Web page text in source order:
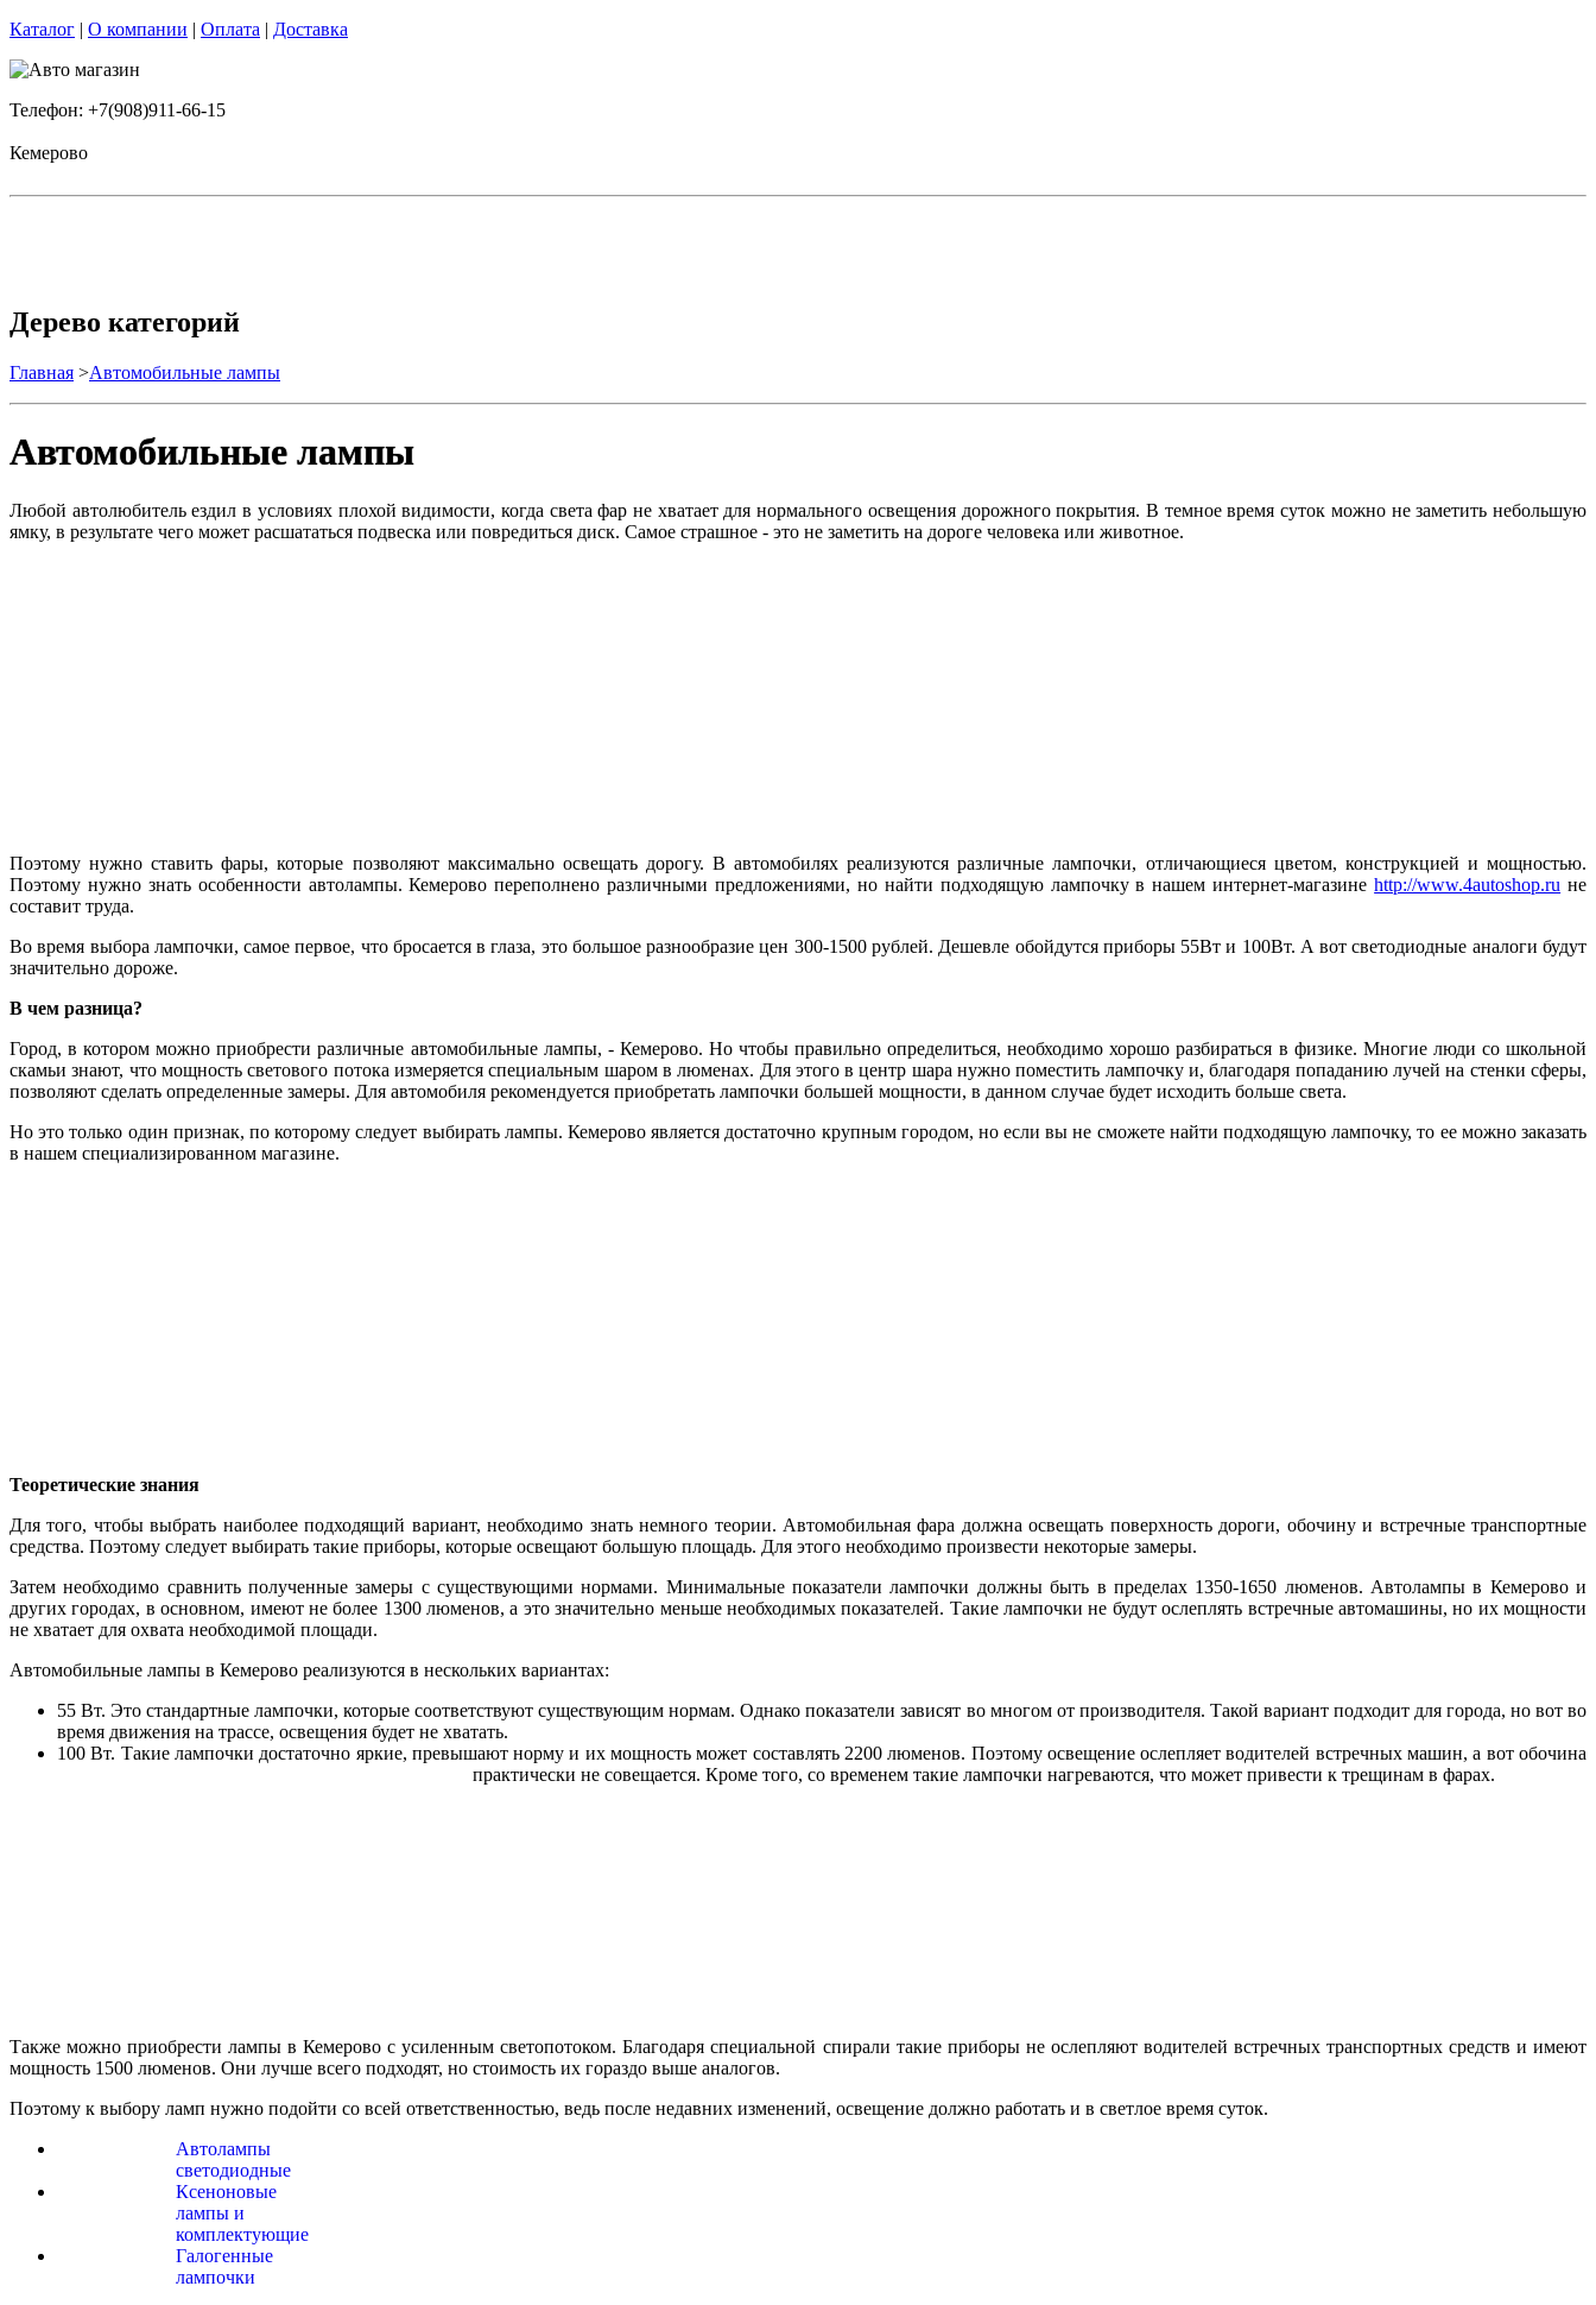
Каталог | О компании | Оплата | Доставка
Телефон: +7(908)911-66-15
Кемерово
Дерево категорий
Главная >Автомобильные лампы
Автомобильные лампы
Любой автолюбитель ездил в условиях плохой видимости, когда света фар не хватает для нормального освещения дорожного покрытия. В темное время суток можно не заметить небольшую
ямку, в результате чего может расшататься подвеска или повредиться диск. Самое страшное - это не заметить на дороге человека или животное.
Поэтому нужно ставить фары, которые позволяют максимально освещать дорогу. В автомобилях реализуются различные лампочки, отличающиеся цветом, конструкцией и мощностью.
Поэтому нужно знать особенности автолампы. Кемерово переполнено различными предложениями, но найти подходящую лампочку в нашем интернет-магазинеhttp://www.4autoshop.ru не
составит труда.
Во время выбора лампочки, самое первое, что бросается в глаза, это большое разнообразие цен 300-1500 рублей. Дешевле обойдутся приборы 55Вт и 100Вт. А вот светодиодные аналоги будут
значительно дороже.
В чем разница?
Город, в котором можно приобрести различные автомобильные лампы, - Кемерово. Но чтобы правильно определиться, необходимо хорошо разбираться в физике. Многие люди со школьной
скамьи знают, что мощность светового потока измеряется специальным шаром в люменах. Для этого в центр шара нужно поместить лампочку и, благодаря попаданию лучей на стенки сферы,
позволяют сделать определенные замеры. Для автомобиля рекомендуется приобретать лампочки большей мощности, в данном случае будет исходить больше света.
Но это только один признак, по которому следует выбирать лампы. Кемерово является достаточно крупным городом, но если вы не сможете найти подходящую лампочку, то ее можно заказать
в нашем специализированном магазине.
Теоретические знания
Для того, чтобы выбрать наиболее подходящий вариант, необходимо знать немного теории. Автомобильная фара должна освещать поверхность дороги, обочину и встречные транспортные
средства. Поэтому следует выбирать такие приборы, которые освещают большую площадь. Для этого необходимо произвести некоторые замеры.
Затем необходимо сравнить полученные замеры с существующими нормами. Минимальные показатели лампочки должны быть в пределах 1350-1650 люменов. Автолампы в Кемерово и
других городах, в основном, имеют не более 1300 люменов, а это значительно меньше необходимых показателей. Такие лампочки не будут ослеплять встречные автомашины, но их мощности
не хватает для охвата необходимой площади.
Автомобильные лампы в Кемерово реализуются в нескольких вариантах:
55 Вт. Это стандартные лампочки, которые соответствуют существующим нормам. Однако показатели зависят во многом от производителя. Такой вариант подходит для города, но вот во
время движения на трассе, освещения будет не хватать.
100 Вт. Такие лампочки достаточно яркие, превышают норму и их мощность может составлять 2200 люменов. Поэтому освещение ослепляет водителей встречных машин, а вот обочина
практически не совещается. Кроме того, со временем такие лампочки нагреваются, что может привести к трещинам в фарах.
Также можно приобрести лампы в Кемерово с усиленным светопотоком. Благодаря специальной спирали такие приборы не ослепляют водителей встречных транспортных средств и имеют
мощность 1500 люменов. Они лучше всего подходят, но стоимость их гораздо выше аналогов.
Поэтому к выбору ламп нужно подойти со всей ответственностью, ведь после недавних изменений, освещение должно работать и в светлое время суток.
Автолампы
светодиодные
Ксеноновые
лампы и
комплектующие
Галогенные
лампочки